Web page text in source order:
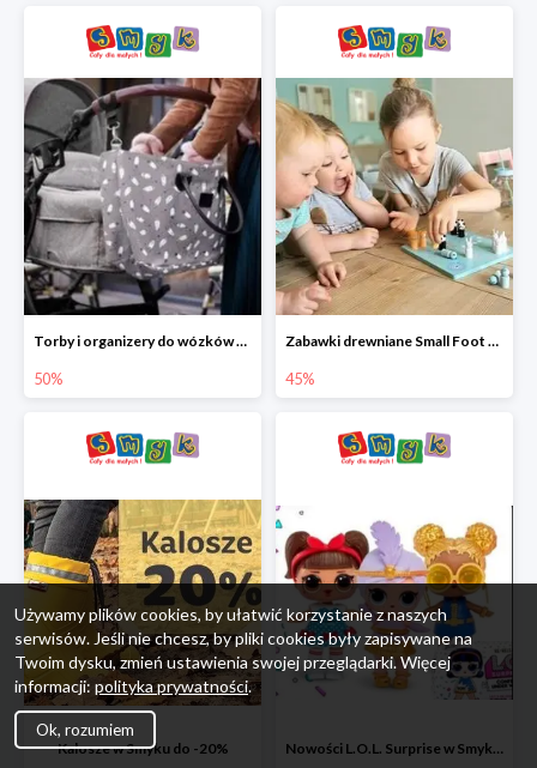
Torby i organizery do wózków w Smyku do -50%
50%
Zabawki drewniane Small Foot do -45%
45%
Kalosze w Smyku do -20% Nowości L.O.L. Surprise w Smyku do -45%
Używamy plików cookies, by ułatwić korzystanie z naszych
serwisów. Jeśli nie chcesz, by pliki cookies były zapisywane na
Twoim dysku, zmień ustawienia swojej przeglądarki. Więcej
informacji: polityka prywatności.
Ok, rozumiem